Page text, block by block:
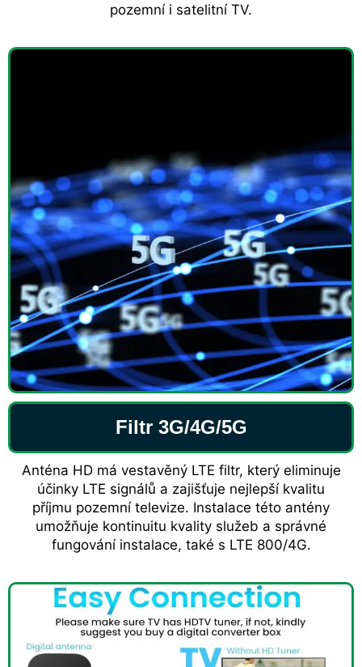
pozemní i satelitní TV.
Filtr 3G/4G/5G
Anténa HD má vestavěný LTE filtr, který eliminuje
účinky LTE signálů a zajišťuje nejlepší kvalitu
příjmu pozemní televize. Instalace této antény
umožňuje kontinuitu kvality služeb a správné
fungování instalace, také s LTE 800/4G.